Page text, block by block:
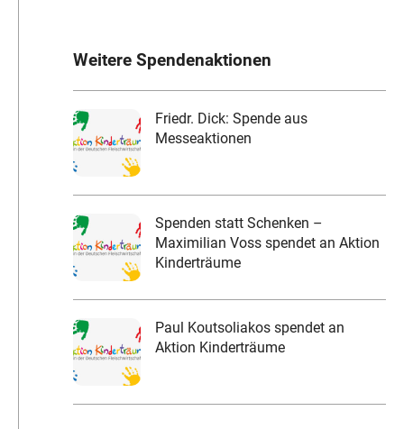
Weitere Spendenaktionen
Friedr. Dick: Spende aus
Messeaktionen
Spenden statt Schenken –
Maximilian Voss spendet an Aktion
Kinderträume
Paul Koutsoliakos spendet an
Aktion Kinderträume